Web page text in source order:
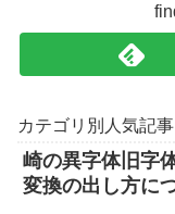
カテゴリ別人気記事
崎の異字体旧字
変換の出し方に